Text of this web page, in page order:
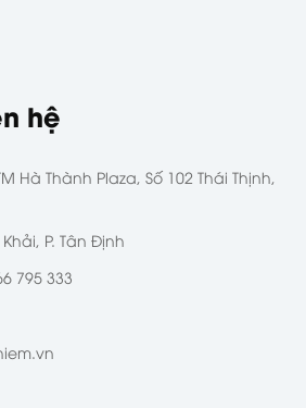
hệ
Hà Thành Plaza, Số 102 Thái Thịnh,
P. Tân Định
795 333